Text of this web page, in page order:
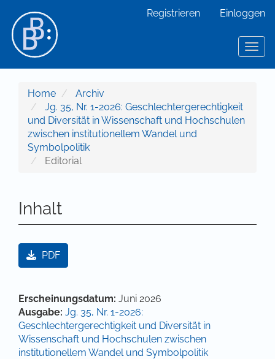
Hauptinhalt
Sidebar
Registrieren Einloggen
Home
Archiv
Jg. 35, Nr. 1-2026: Geschlechtergerechtigkeit
und Diversität in Wissenschaft und Hochschulen
zwischen institutionellem Wandel und
Symbolpolitik
Editorial
Inhalt
Artikel-Sidebar
PDF
Hauptsächlicher Artikelinhalt
Artikel-Details
Erscheinungsdatum: Juni 2026
Ausgabe: Jg. 35, Nr. 1-2026:
Geschlechtergerechtigkeit und Diversität in
Wissenschaft und Hochschulen zwischen
institutionellem Wandel und Symbolpolitik